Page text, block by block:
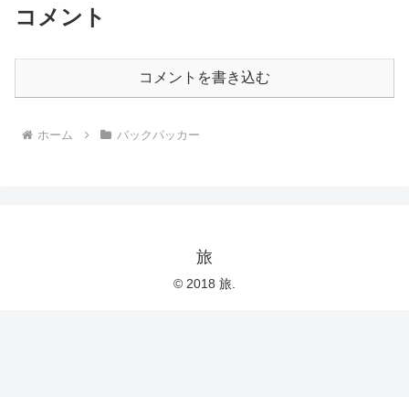
コメント
コメントを書き込む
ホーム バックパッカー
旅
© 2018 旅.